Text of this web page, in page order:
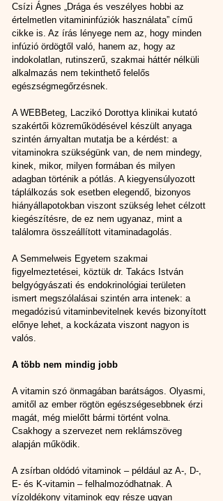
Csízi Ágnes „Drága és veszélyes hobbi az
értelmetlen vitamininfúziók használata” című
cikke is. Az írás lényege nem az, hogy minden
infúzió ördögtől való, hanem az, hogy az
indokolatlan, rutinszerű, szakmai háttér nélküli
alkalmazás nem tekinthető felelős
egészségmegőrzésnek.
A WEBBeteg, Laczikó Dorottya klinikai kutató
szakértői közreműködésével készült anyaga
szintén árnyaltan mutatja be a kérdést: a
vitaminokra szükségünk van, de nem mindegy,
kinek, mikor, milyen formában és milyen
adagban történik a pótlás. A kiegyensúlyozott
táplálkozás sok esetben elegendő, bizonyos
hiányállapotokban viszont szükség lehet célzott
kiegészítésre, de ez nem ugyanaz, mint a
találomra összeállított vitaminadagolás.
A Semmelweis Egyetem szakmai
figyelmeztetései, köztük dr. Takács István
belgyógyászati és endokrinológiai területen
ismert megszólalásai szintén arra intenek: a
megadózisú vitaminbevitelnek kevés bizonyított
előnye lehet, a kockázata viszont nagyon is
valós.
A több nem mindig jobb
A vitamin szó önmagában barátságos. Olyasmi,
amitől az ember rögtön egészségesebbnek érzi
magát, még mielőtt bármi történt volna.
Csakhogy a szervezet nem reklámszöveg
alapján működik.
A zsírban oldódó vitaminok – például az A-, D-,
E- és K-vitamin – felhalmozódhatnak. A
vízoldékony vitaminok egy része ugyan